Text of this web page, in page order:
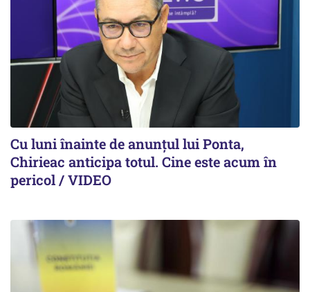
Cu luni înainte de anunțul lui Ponta,
Chirieac anticipa totul. Cine este acum în
pericol / VIDEO